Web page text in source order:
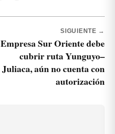
SIGUIENTE →
Empresa Sur Oriente debe
cubrir ruta Yunguyo–
Juliaca, aún no cuenta con
autorización